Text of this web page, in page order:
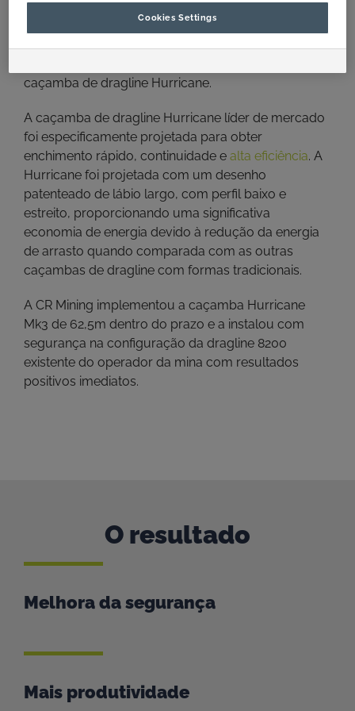
CR Mining trabalharam com a mina para revisar as
condições de escavação, os cronogramas de
caçamba de dragline Hurricane.
A caçamba de dragline Hurricane líder de mercado
foi especificamente projetada para obter
enchimento rápido, continuidade e alta eficiência. A
Hurricane foi projetada com um desenho
patenteado de lábio largo, com perfil baixo e
estreito, proporcionando uma significativa
economia de energia devido à redução da energia
de arrasto quando comparada com as outras
caçambas de dragline com formas tradicionais.
A CR Mining implementou a caçamba Hurricane
Mk3 de 62,5m dentro do prazo e a instalou com
segurança na configuração da dragline 8200
existente do operador da mina com resultados
positivos imediatos.
O resultado
Melhora da segurança
Mais produtividade
Cookies Settings